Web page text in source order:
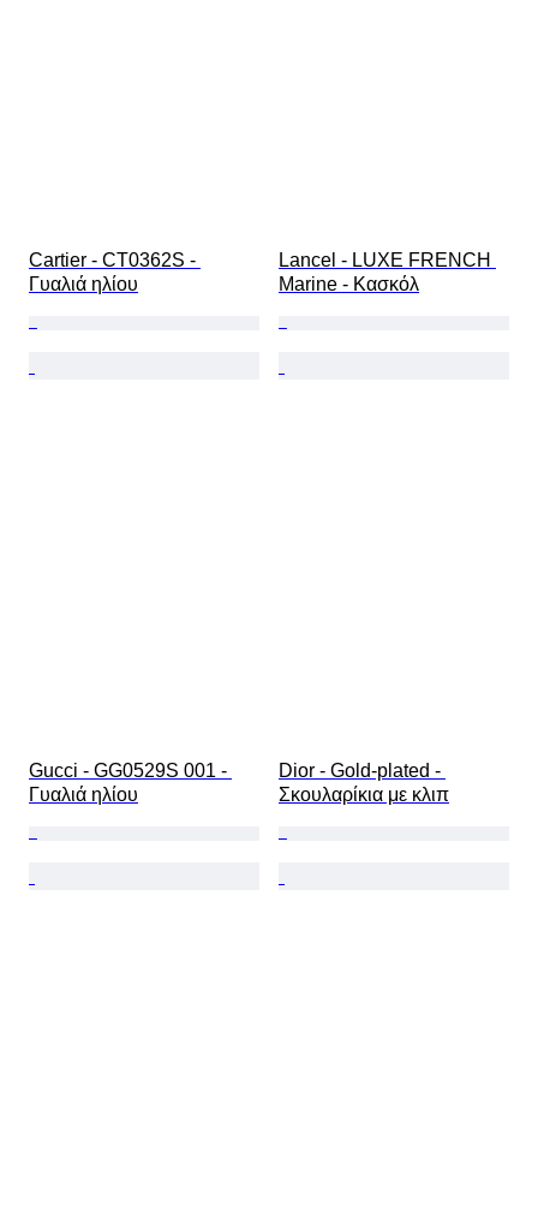
Cartier - CT0362S -
Γυαλιά ηλίου
Lancel - LUXE FRENCH
Marine - Κασκόλ
Gucci - GG0529S 001 -
Γυαλιά ηλίου
Dior - Gold-plated -
Σκουλαρίκια με κλιπ